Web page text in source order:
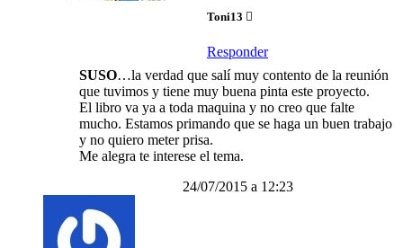
Toni13
Responder
SUSO…la verdad que salí muy contento de la reunión
que tuvimos y tiene muy buena pinta este proyecto.
El libro va ya a toda maquina y no creo que falte
mucho. Estamos primando que se haga un buen trabajo
y no quiero meter prisa.
Me alegra te interese el tema.
24/07/2015 a 12:23